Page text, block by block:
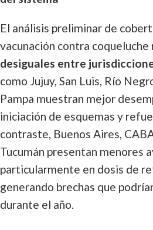
El análisis preliminar de
vacunación contra coqueluche
desiguales entre
como Jujuy, San Luis, Río
Pampa muestran mejor
iniciación de esquemas y
contraste, Buenos Aires,
Tucumán presentan menores
particularmente en dosis de
generando brechas que
durante el año.